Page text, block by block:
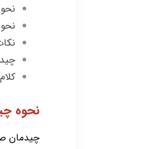
نحوه
چیدمان